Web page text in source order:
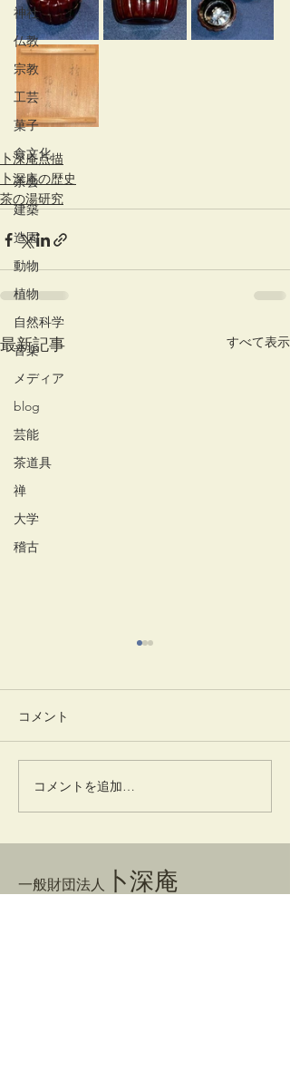
神社
仏教
宗教
工芸
菓子
食文化
茶会
建築
造園
動物
植物
自然科学
音楽
メディア
blog
芸能
茶道具
禅
大学
稽古
卜深庵点描
卜深庵の歴史
茶の湯研究
最新記事 すべて表示
一味神水
コメント
コメントを追加…
一般財団法人 卜深庵